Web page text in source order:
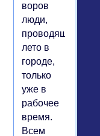
воров
люди,
проводящие
лето в
городе,
только
уже в
рабочее
время.
Всем